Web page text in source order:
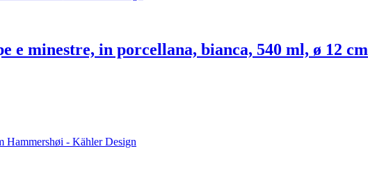
e minestre, in porcellana, bianca, 540 ml, ø 12 cm